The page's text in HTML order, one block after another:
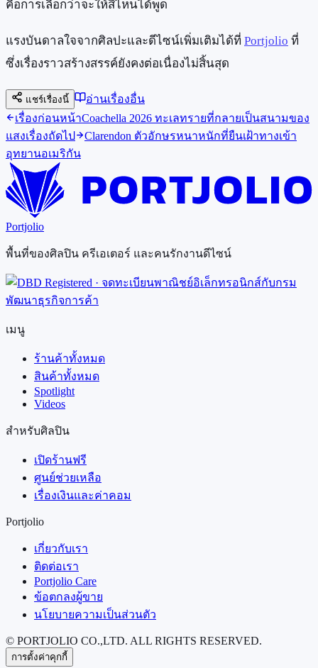
คือการเลือกว่าจะให้สีไหนได้พูด
แรงบันดาลใจจากศิลปะและดีไซน์เพิ่มเติมได้ที่ Portjolio ที่
ซึ่งเรื่องราวสร้างสรรค์ยังคงต่อเนื่องไม่สิ้นสุด
แชร์เรื่องนี้
อ่านเรื่องอื่น
เรื่องก่อนหน้าCoachella 2026 ทะเลทรายที่กลายเป็นสนามของ
แสงเรื่องถัดไป
Clarendon ตัวอักษรหนาหนักที่ยืนเฝ้าทางเข้า
อุทยานอเมริกัน
Portjolio
พื้นที่ของศิลปิน ครีเอเตอร์ และคนรักงานดีไซน์
เมนู
ร้านค้าทั้งหมด
สินค้าทั้งหมด
Spotlight
Videos
สำหรับศิลปิน
เปิดร้านฟรี
ศูนย์ช่วยเหลือ
เรื่องเงินและค่าคอม
Portjolio
เกี่ยวกับเรา
ติดต่อเรา
Portjolio Care
ข้อตกลงผู้ขาย
นโยบายความเป็นส่วนตัว
© PORTJOLIO CO.,LTD. ALL RIGHTS RESERVED.
การตั้งค่าคุกกี้